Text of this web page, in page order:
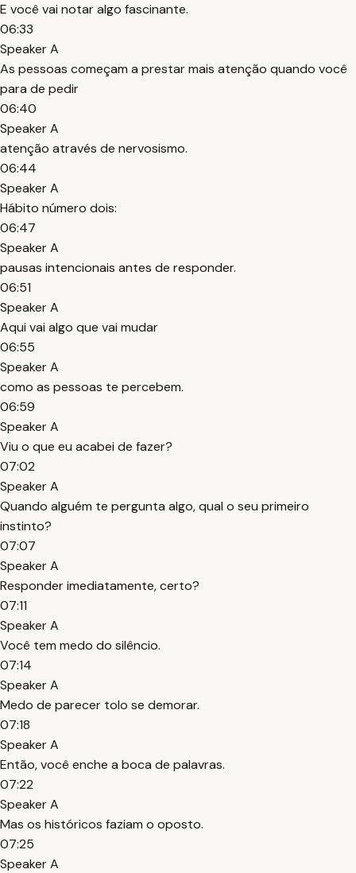
E você vai notar algo fascinante.
06:33
Speaker A
As pessoas começam a prestar mais atenção quando você
para de pedir
06:40
Speaker A
atenção através de nervosismo.
06:44
Speaker A
Hábito número dois:
06:47
Speaker A
pausas intencionais antes de responder.
06:51
Speaker A
Aqui vai algo que vai mudar
06:55
Speaker A
como as pessoas te percebem.
06:59
Speaker A
Viu o que eu acabei de fazer?
07:02
Speaker A
Quando alguém te pergunta algo, qual o seu primeiro
instinto?
07:07
Speaker A
Responder imediatamente, certo?
07:11
Speaker A
Você tem medo do silêncio.
07:14
Speaker A
Medo de parecer tolo se demorar.
07:18
Speaker A
Então, você enche a boca de palavras.
07:22
Speaker A
Mas os históricos faziam o oposto.
07:25
Speaker A